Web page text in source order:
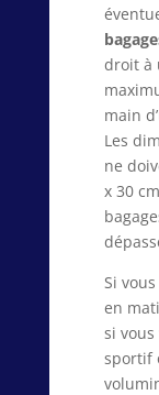
droit à
main
Les
ne
x 30
Si
en
si
sportif